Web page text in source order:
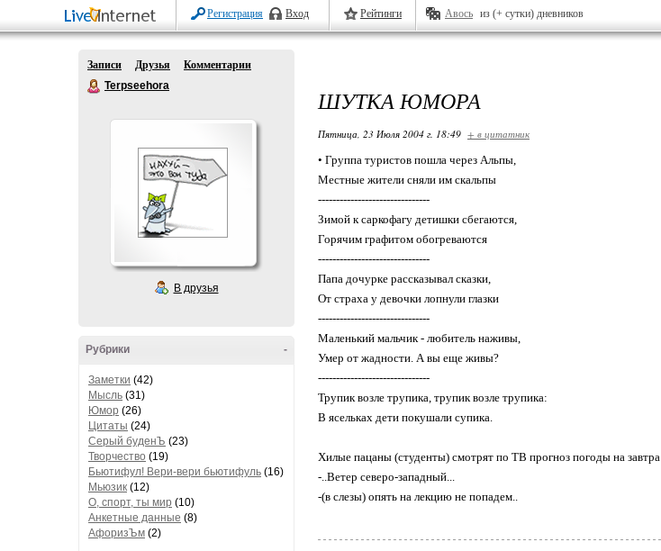
Регистрация Вход Рейтинги Авось из (+ сутки) дневников
Записи Друзья
Комментарии
Terpseehora
В друзья
-
Рубрики
Заметки (42)
Мысль (31)
Юмор (26)
Цитаты (24)
Серый буденЪ (23)
Творчество (19)
Бьютифул! Вери-вери бьютифуль (16)
Мьюзик (12)
О, спорт, ты мир (10)
Анкетные данные (8)
АфоризЪм (2)
ШУТКА ЮМОРА
Пятница, 23 Июля 2004 г. 18:49 + в цитатник
• Группа туристов пошла через Альпы,
Местные жители сняли им скальпы
-------------------------------
Зимой к саркофагу детишки сбегаются,
Горячим графитом обогреваются
-------------------------------
Папа дочурке рассказывал сказки,
От страха у девочки лопнули глазки
-------------------------------
Маленький мальчик - любитель наживы,
Умер от жадности. А вы еще живы?
-------------------------------
Трупик возле трупика, трупик возле трупика:
В ясельках дети покушали супика.
Хилые пацаны (студенты) смотрят по ТВ прогноз погоды на завтра
-..Ветер северо-западный...
-(в слезы) опять на лекцию не попадем..